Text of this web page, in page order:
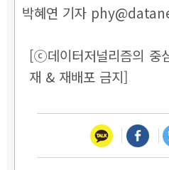
박혜연 기자
[ⓒ데이터저널리즘의 중
재 & 재배포 금지]